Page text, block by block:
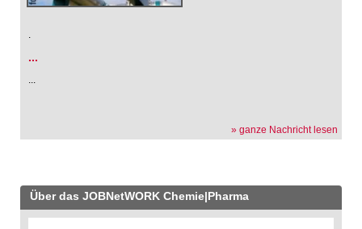
.
...
...
» ganze Nachricht lesen
Über das JOBNetWORK Chemie|Pharma